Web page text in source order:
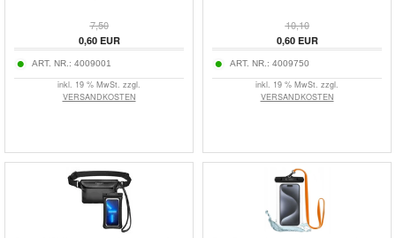
7,50
0,60EUR
ART. NR.: 4009001
inkl. 19 % MwSt. zzgl.
VERSANDKOSTEN
10,10
0,60EUR
ART. NR.: 4009750
inkl. 19 % MwSt. zzgl.
VERSANDKOSTEN